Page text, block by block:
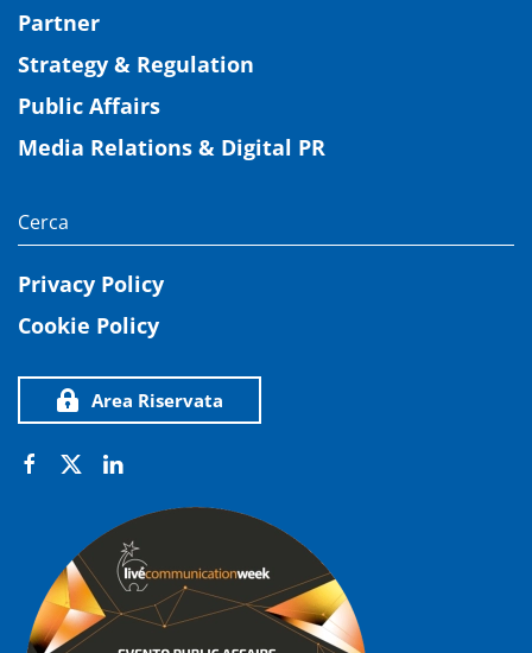
Partner
Strategy & Regulation
Public Affairs
Media Relations & Digital PR
Privacy Policy
Cookie Policy
Area Riservata